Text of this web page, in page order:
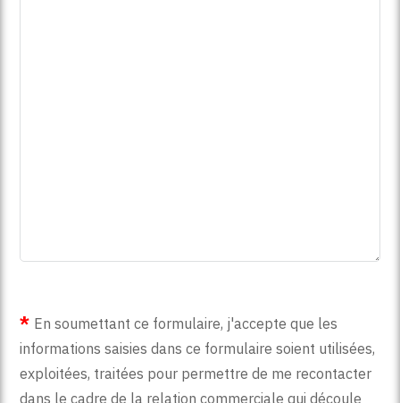
En soumettant ce formulaire, j'accepte que les
informations saisies dans ce formulaire soient utilisées,
exploitées, traitées pour permettre de me recontacter
dans le cadre de la relation commerciale qui découle